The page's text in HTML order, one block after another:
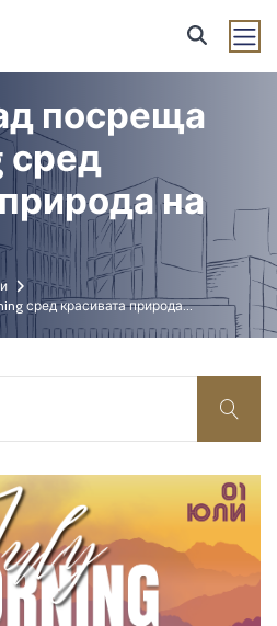
посреща
сред
на
сред красивата природа...